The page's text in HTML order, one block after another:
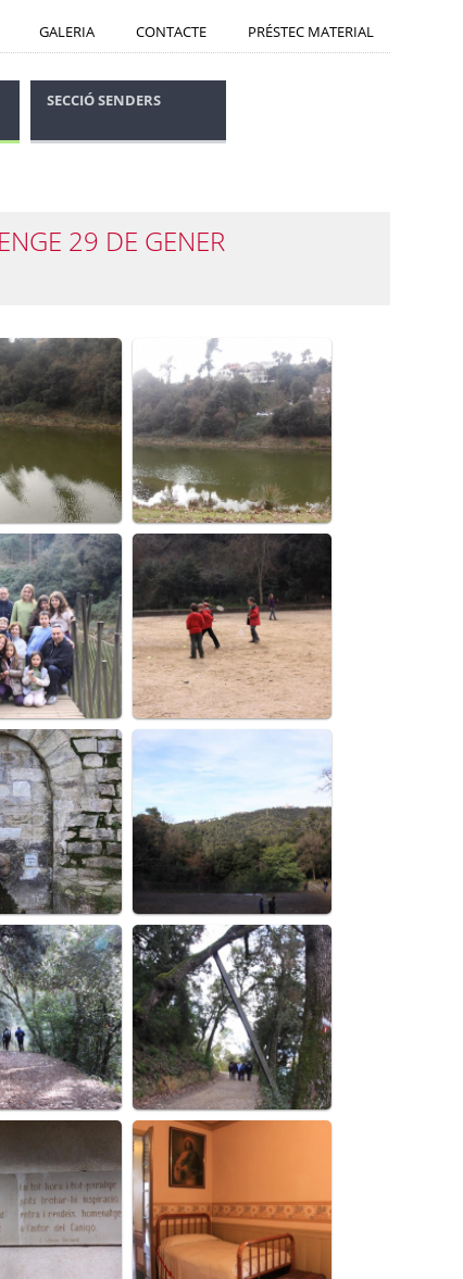
GALERIA CONTACTE PRÉSTEC MATERIAL
SECCIÓ SENDERS
29 DE GENER